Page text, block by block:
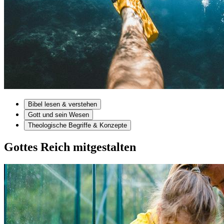
Bibel lesen & verstehen
Gott und sein Wesen
Theologische Begriffe & Konzepte
Gottes Reich mitgestalten